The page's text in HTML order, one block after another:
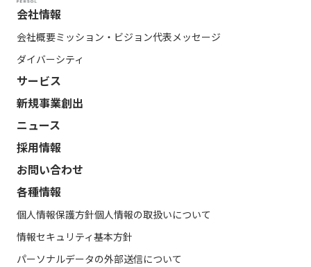
会社情報
会社概要ミッション・ビジョン代表メッセージ
ダイバーシティ
サービス
新規事業創出
ニュース
採用情報
お問い合わせ
各種情報
個人情報保護方針個人情報の取扱いについて
情報セキュリティ基本方針
パーソナルデータの外部送信について